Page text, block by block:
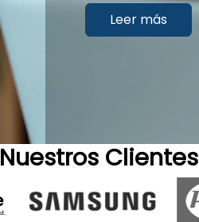
Leer más
Nuestros Clientes